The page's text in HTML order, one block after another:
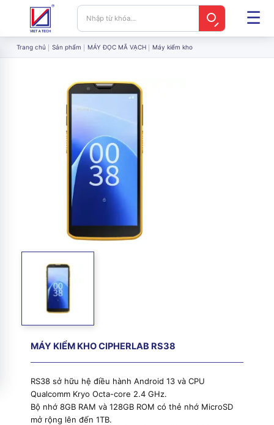
Trang chủ Sản phẩm MÁY ĐỌC MÃ VẠCH Máy kiểm kho
MÁY KIỂM KHO CIPHERLAB RS38
RS38 sở hữu hệ điều hành Android 13 và CPU
Qualcomm Kryo Octa-core 2.4 GHz.
Bộ nhớ 8GB RAM và 128GB ROM có thẻ nhớ MicroSD
mở rộng lên đến 1TB.